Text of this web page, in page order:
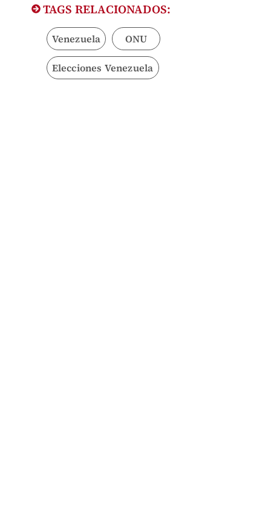
TAGS RELACIONADOS:
Venezuela ONU
Elecciones Venezuela